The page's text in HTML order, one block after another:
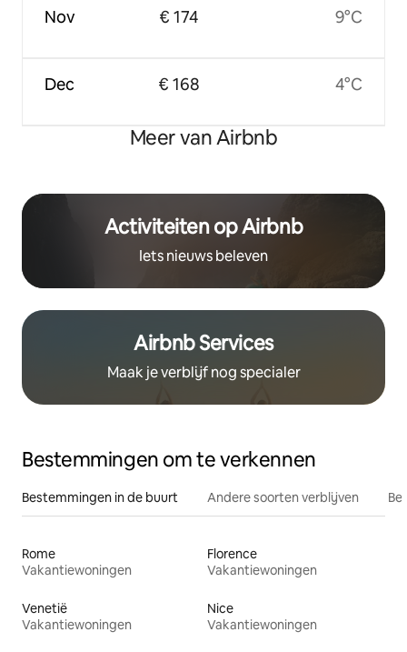
Nov
Dec
€ 174
€ 168
9°C
4°C
Meer van Airbnb
Activiteiten op Airbnb
Iets nieuws beleven
Airbnb Services
Maak je verblijf nog specialer
Bestemmingen om te verkennen
Bestemmingen in de buurt Andere soorten verblijven
Rome
Vakantiewoningen
Florence
Vakantiewoningen
Venetië
Vakantiewoningen
Nice
Vakantiewoningen